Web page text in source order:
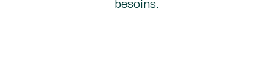
besoins.